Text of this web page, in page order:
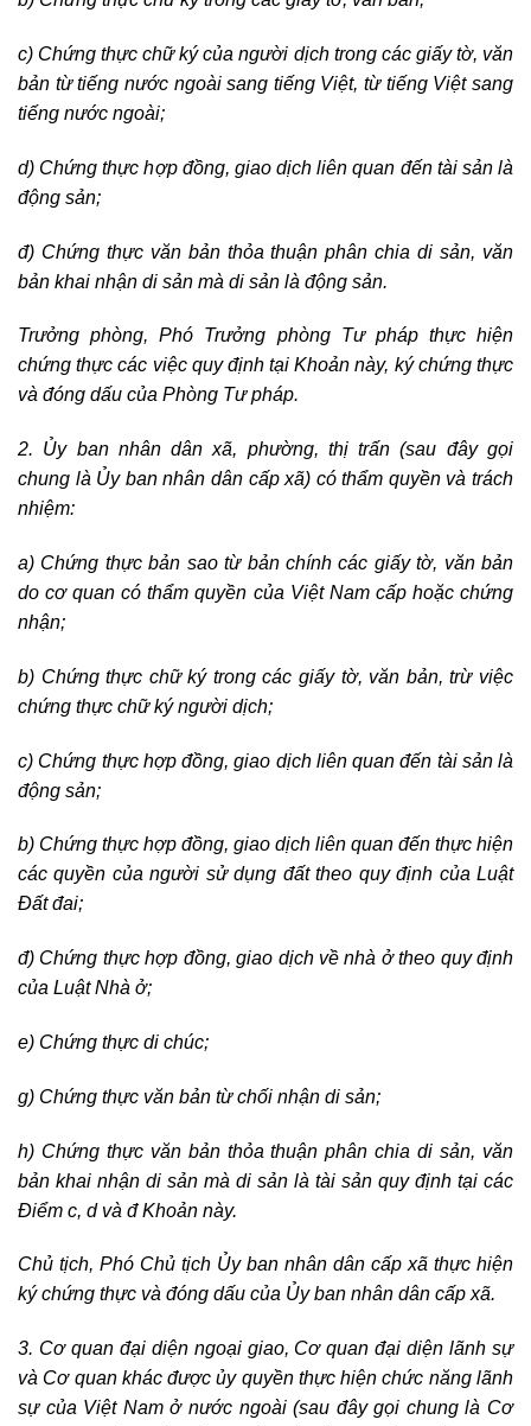
c) Chứng thực chữ ký của người dịch trong các giấy tờ, văn
bản từ tiếng nước ngoài sang tiếng Việt, từ tiếng Việt sang
tiếng nước ngoài;
d) Chứng thực hợp đồng, giao dịch liên quan đến tài sản là
động sản;
đ) Chứng thực văn bản thỏa thuận phân chia di sản, văn
bản khai nhận di sản mà di sản là động sản.
Trưởng phòng, Phó Trưởng phòng Tư pháp thực hiện
chứng thực các việc quy định tại Khoản này, ký chứng thực
và đóng dấu của Phòng Tư pháp.
2. Ủy ban nhân dân xã, phường, thị trấn (sau đây gọi
chung là Ủy ban nhân dân cấp xã) có thẩm quyền và trách
nhiệm:
a) Chứng thực bản sao từ bản chính các giấy tờ, văn bản
do cơ quan có thẩm quyền của Việt Nam cấp hoặc chứng
nhận;
b) Chứng thực chữ ký trong các giấy tờ, văn bản, trừ việc
chứng thực chữ ký người dịch;
c) Chứng thực hợp đồng, giao dịch liên quan đến tài sản là
động sản;
b) Chứng thực hợp đồng, giao dịch liên quan đến thực hiện
các quyền của người sử dụng đất theo quy định của Luật
Đất đai;
đ) Chứng thực hợp đồng, giao dịch về nhà ở theo quy định
của Luật Nhà ở;
e) Chứng thực di chúc;
g) Chứng thực văn bản từ chối nhận di sản;
h) Chứng thực văn bản thỏa thuận phân chia di sản, văn
bản khai nhận di sản mà di sản là tài sản quy định tại các
Điểm c, d và đ Khoản này.
Chủ tịch, Phó Chủ tịch Ủy ban nhân dân cấp xã thực hiện
ký chứng thực và đóng dấu của Ủy ban nhân dân cấp xã.
3. Cơ quan đại diện ngoại giao, Cơ quan đại diện lãnh sự
và Cơ quan khác được ủy quyền thực hiện chức năng lãnh
sự của Việt Nam ở nước ngoài (sau đây gọi chung là Cơ